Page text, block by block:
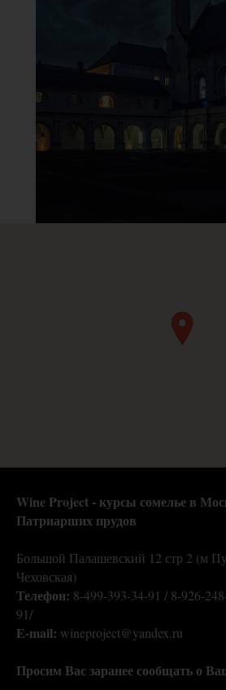
Wine Project - курсы сомелье в
Патриарших прудов
Большой Палашевский 12 стр 2 (м
Чеховская)
Телефон: 8-499-393-34-91 / 8-926-
91/
E-mail: wineproject@yandex.ru
Просим Вас заранее сообщать о